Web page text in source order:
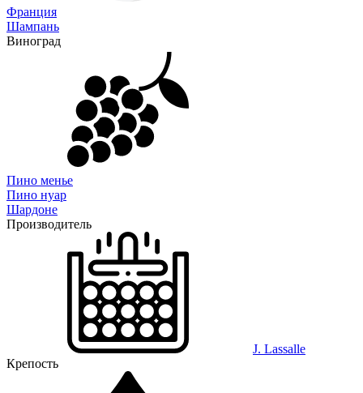
Франция
Шампань
Виноград
Пино менье
Пино нуар
Шардоне
Производитель
J. Lassalle
Крепость